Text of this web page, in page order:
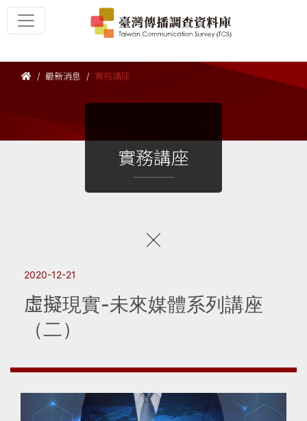
最新消息 實務講座
實務講座
2020-12-21
虛擬現實-未來媒體系列講座
（二）